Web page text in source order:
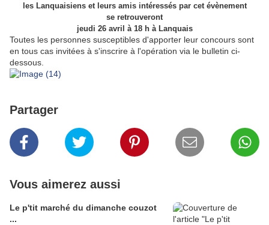
les Lanquaisiens et leurs amis intéressés par cet évènement
se retrouveront
jeudi 26 avril à 18 h à Lanquais
Toutes les personnes susceptibles d'apporter leur concours sont
en tous cas invitées à s'inscrire à l'opération via le bulletin ci-
dessous.
Partager
Vous aimerez aussi
Le p'tit marché du dimanche couzot
...